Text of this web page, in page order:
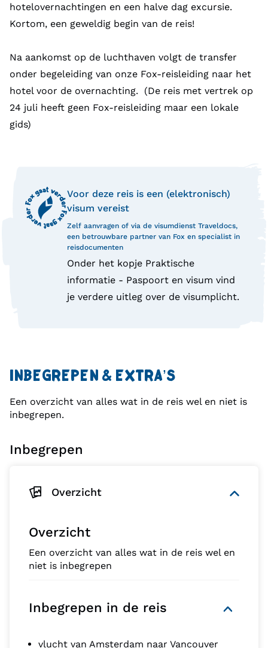
hotelovernachtingen en een halve dag excursie.
Kortom, een geweldig begin van de reis!
Na aankomst op de luchthaven volgt de transfer
onder begeleiding van onze Fox-reisleiding naar het
hotel voor de overnachting. (De reis met vertrek op
24 juli heeft geen Fox-reisleiding maar een lokale
gids)
Voor deze reis is een (elektronisch)
visum vereist
Zelf aanvragen of via de visumdienst Traveldocs,
een betrouwbare partner van Fox en specialist in
reisdocumenten
Onder het kopje Praktische
informatie - Paspoort en visum vind
je verdere uitleg over de visumplicht.
INBEGREPEN & EXTRA’S
Een overzicht van alles wat in de reis wel en niet is
inbegrepen.
Inbegrepen
Overzicht
Overzicht
Een overzicht van alles wat in de reis wel en
niet is inbegrepen
Inbegrepen in de reis
vlucht van Amsterdam naar Vancouver